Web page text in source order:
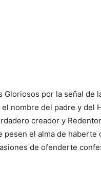
por la señal de
nombre del padre y del
creador y
pesen el alma de haberte
de ofenderte